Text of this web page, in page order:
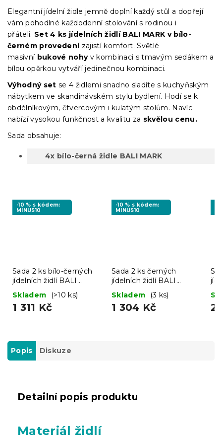
Elegantní jídelní židle jemně doplní každý stůl a dopřejí
vám pohodlné každodenní stolování s rodinou i
přáteli. Set 4 ks jídelních židlí BALI MARK v bílo-
černém provedení zajistí komfort. Světlé
masivníbukové nohyv kombinaci s tmavým sedákem a
bílou opěrkou vytváří jedinečnou kombinaci.
Výhodný set se 4 židlemi snadno sladíte s kuchyňským
nábytkem ve skandinávském stylu bydlení. Hodí se k
obdélníkovým, čtvercovým i kulatým stolům. Navíc
nabízí vysokou funkčnost a kvalitu za skvělou cenu.
Sada obsahuje:
4x bílo-černá židle BALI MARK
-10 % s kódem:
MINUS10
Sada 2 ks bílo-černých
jídelních židlí BALI
MARK
Skladem (>10 ks)
1 311 Kč
-10 % s kódem:
MINUS10
Sada 2 ks černých
jídelních židlí BALI
MARK
Skladem (3 ks)
1 304 Kč 2
Popis Diskuze
Detailní popis produktu
Materiál židlí